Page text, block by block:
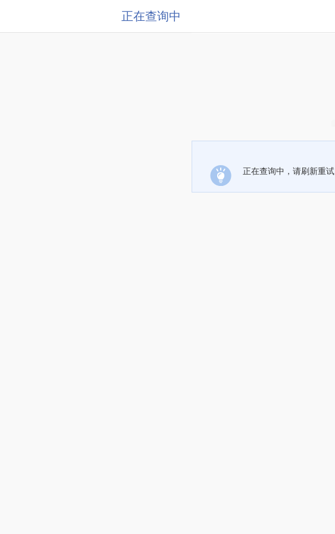
正在查询中
正在查询中，请刷新重试